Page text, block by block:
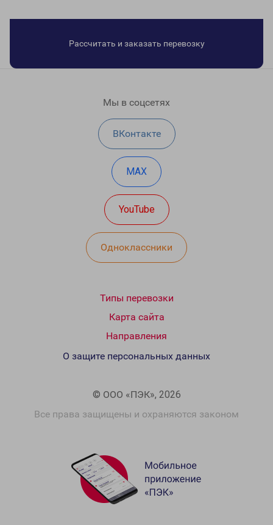
Рассчитать и заказать перевозку
Мы в соцсетях
ВКонтакте
MAX
YouTube
Одноклассники
Типы перевозки
Карта сайта
Направления
© ООО «ПЭК», 2026
Все права защищены и охраняются законом
О защите персональных данных